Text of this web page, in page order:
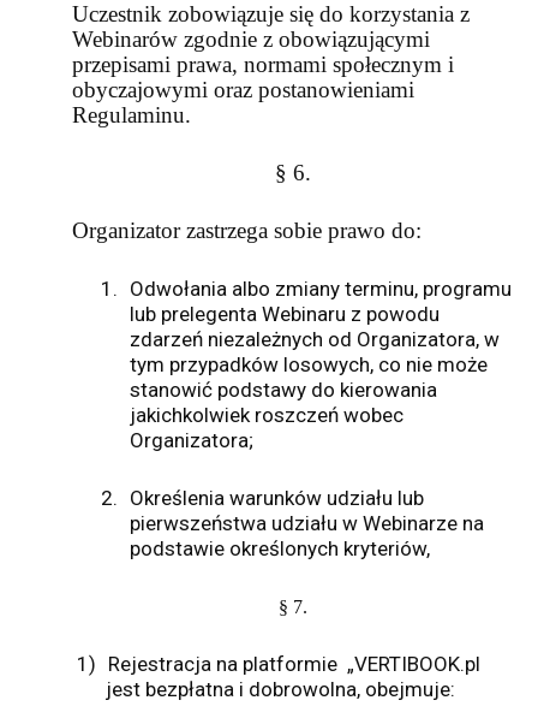
Uczestnik zobowiązuje się do korzystania z
Webinarów zgodnie z obowiązującymi
przepisami prawa, normami społecznym i
obyczajowymi oraz postanowieniami
Regulaminu.
§ 6.
Organizator zastrzega sobie prawo do:
1. Odwołania albo zmiany terminu, programu
lub prelegenta Webinaru z powodu
zdarzeń niezależnych od Organizatora, w
tym przypadków losowych, co nie może
stanowić podstawy do kierowania
jakichkolwiek roszczeń wobec
Organizatora;
2. Określenia warunków udziału lub
pierwszeństwa udziału w Webinarze na
podstawie określonych kryteriów,
§ 7.
1) Rejestracja na platformie „VERTIBOOK.pl
jest bezpłatna i dobrowolna, obejmuje: